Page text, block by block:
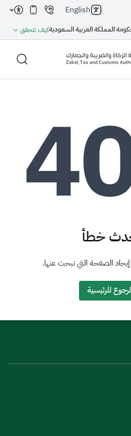
المملكة العربية السعوديةكيف تتحقق
English
العقارية
خطأ
الصفحة التي تبحث عنها.
للرئيسية